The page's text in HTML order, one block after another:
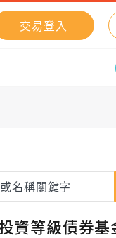
交易登入
資等級債券基